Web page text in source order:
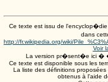
Ce texte est issu de
dans
http://fr.wikipedia.org/wiki/
Voir
La version pr�sent�e ici �
Ce texte est disponible sous les
La liste des définitions
obtenus à l'aide